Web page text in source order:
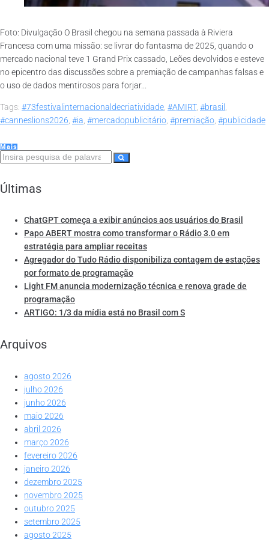
Foto: Divulgação O Brasil chegou na semana passada à Riviera
Francesa com uma missão: se livrar do fantasma de 2025, quando o
mercado nacional teve 1 Grand Prix cassado, Leões devolvidos e esteve
no epicentro das discussões sobre a premiação de campanhas falsas e
o uso de dados mentirosos para forjar...
Tags: #73festivalinternacionaldecriatividade, #AMIRT, #brasil ,
#canneslions2026, #ia, #mercadopublicitário, #premiação, #publicidade
Mais
Últimas
ChatGPT começa a exibir anúncios aos usuários do Brasil
Papo ABERT mostra como transformar o Rádio 3.0 em
estratégia para ampliar receitas
Agregador do Tudo Rádio disponibiliza contagem de estações
por formato de programação
Light FM anuncia modernização técnica e renova grade de
programação
ARTIGO: 1/3 da mídia está no Brasil com S
Arquivos
agosto 2026
julho 2026
junho 2026
maio 2026
abril 2026
março 2026
fevereiro 2026
janeiro 2026
dezembro 2025
novembro 2025
outubro 2025
setembro 2025
agosto 2025